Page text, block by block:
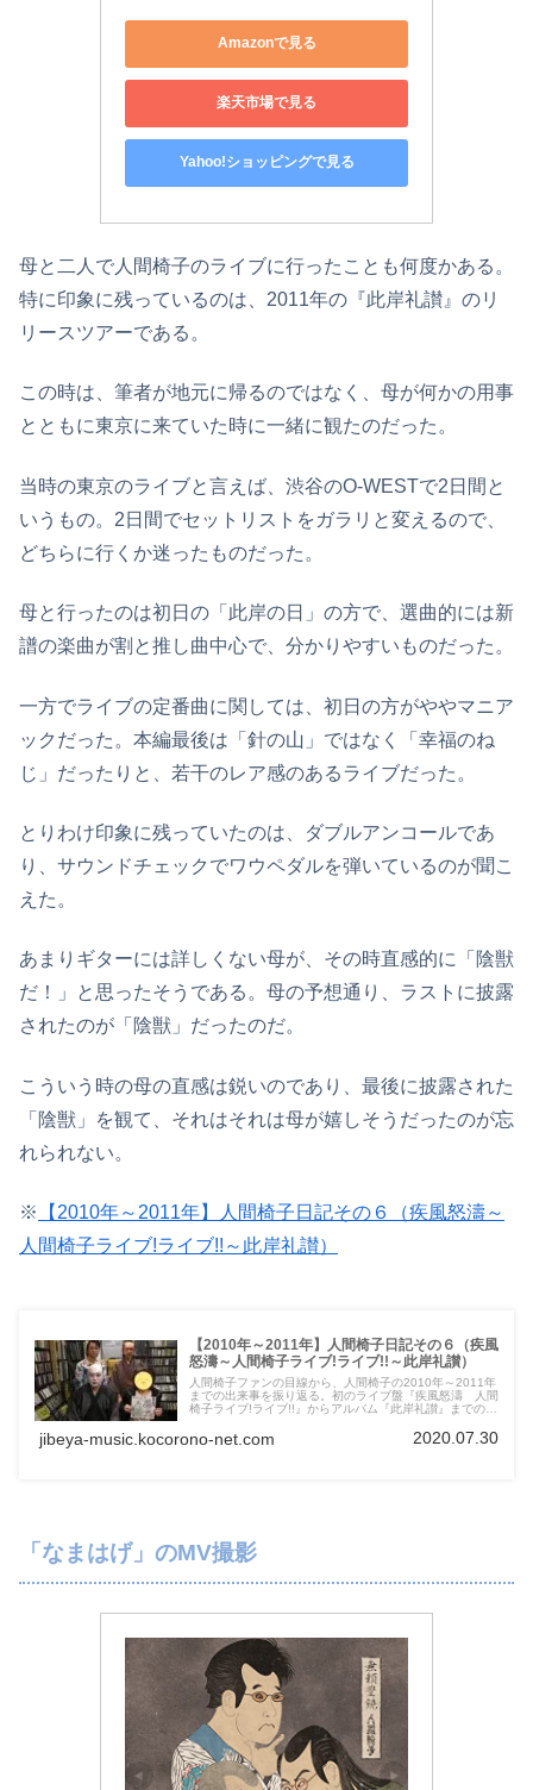
Amazonで見る
楽天市場で見る
Yahoo!ショッピングで見る
母と二人で人間椅子のライブに行ったことも何度かある。
特に印象に残っているのは、2011年の『此岸礼讃』のリ
リースツアーである。
この時は、筆者が地元に帰るのではなく、母が何かの用事
とともに東京に来ていた時に一緒に観たのだった。
当時の東京のライブと言えば、渋谷のO-WESTで2日間と
いうもの。2日間でセットリストをガラリと変えるので、
どちらに行くか迷ったものだった。
母と行ったのは初日の「此岸の日」の方で、選曲的には新
譜の楽曲が割と推し曲中心で、分かりやすいものだった。
一方でライブの定番曲に関しては、初日の方がややマニア
ックだった。本編最後は「針の山」ではなく「幸福のね
じ」だったりと、若干のレア感のあるライブだった。
とりわけ印象に残っていたのは、ダブルアンコールであ
り、サウンドチェックでワウペダルを弾いているのが聞こ
えた。
あまりギターには詳しくない母が、その時直感的に「陰獣
だ！」と思ったそうである。母の予想通り、ラストに披露
されたのが「陰獣」だったのだ。
こういう時の母の直感は鋭いのであり、最後に披露された
「陰獣」を観て、それはそれは母が嬉しそうだったのが忘
れられない。
※
【2010年～2011年】人間椅子日記その６（疾風怒濤～
人間椅子ライブ!ライブ!!～此岸礼讃）
【2010年～2011年】人間椅子日記その６（疾風
怒濤～人間椅子ライブ!ライブ!!～此岸礼讃）
人間椅子ファンの目線から、人間椅子の2010年～2011年
までの出来事を振り返る。初のライブ盤『疾風怒濤 人間
椅子ライブ!ライブ!!』からアルバム『此岸礼讃』までの時
には、いったい何があったのか？
jibeya-music.kocorono-net.com 2020.07.30
「なまはげ」のMV撮影